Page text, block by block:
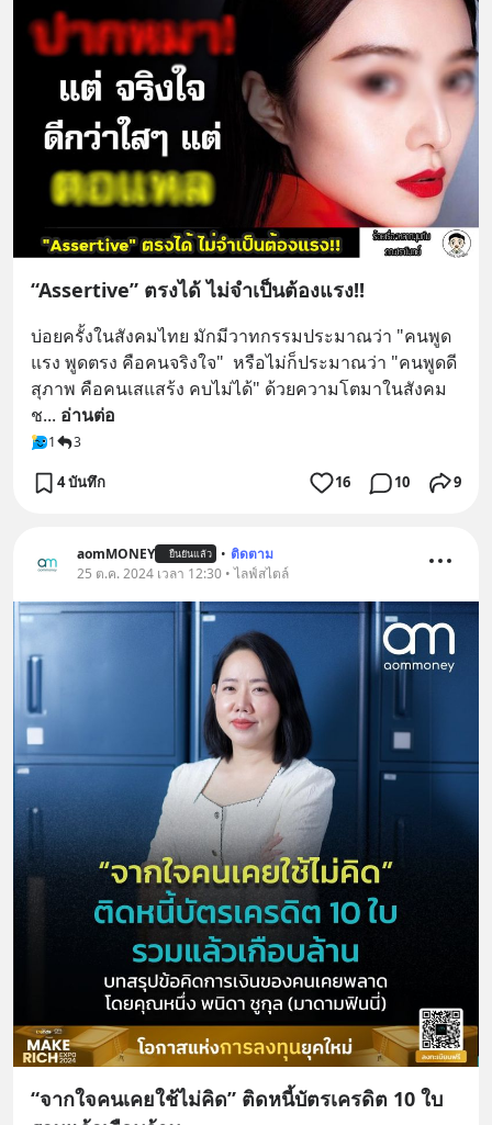
“Assertive” ตรงได้ ไม่จำเป็นต้องแรง!!
บ่อยครั้งในสังคมไทย มักมีวาทกรรมประมาณว่า "คนพูด
แรง พูดตรง คือคนจริงใจ"  หรือไม่ก็ประมาณว่า "คนพูดดี
สุภาพ คือคนเสแสร้ง คบไม่ได้" ด้วยความโตมาในสังคม
ช... อ่านต่อ
1 3
4 บันทึก 16 10 9
aomMONEY ยืนยันแล้ว • ติดตาม
25 ต.ค. 2024 เวลา 12:30 • ไลฟ์สไตล์
“จากใจคนเคยใช้ไม่คิด” ติดหนี้บัตรเครดิต 10 ใบ